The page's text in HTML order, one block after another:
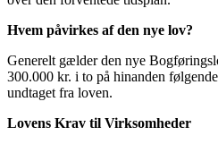
Hvem påvirkes af den nye lov?
Generelt gælder den nye
300.000 kr. i to på hinanden
undtaget fra loven.
Lovens Krav til Virksomheder